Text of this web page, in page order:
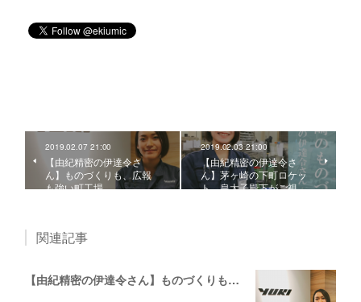
2019.02.07 21:00
【由紀精密の伊達令さ
ん】ものづくりも、広報
も強い町工場。
2019.02.03 21:00
【由紀精密の伊達令さ
ん】茅ヶ崎の下町ロケッ
ト。皇太子殿下がご視…
関連記事
【由紀精密の伊達令さん】ものづくりも、広報も強い町工場。